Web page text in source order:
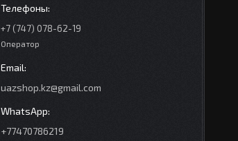
+7 (747) 078-62-19
Оператор
uazshop.kz@gmail.com
+77470786219